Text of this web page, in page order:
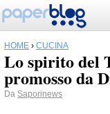
HOME › CUCINA
Lo spirito del
promosso da
Da Saporinews